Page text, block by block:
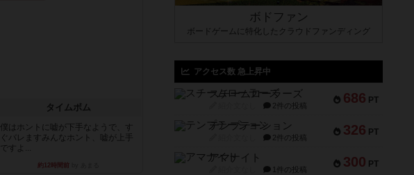
タイムボム
僕はホントに嘘が下手なようで、す
ぐバレますみんなホント、嘘が上手
ですよ...
約12時間前
ボドファン
ボードゲームに特化したクラウドファンディング
アクセス数 急上昇中
686 PT
スチームローラーズ
2件の投稿
326 PT
テンプテーション
2件の投稿
300 PT
アマナイト
1件の投稿